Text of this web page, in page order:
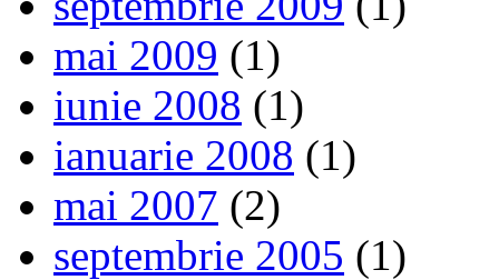
mai 2009 (1)
iunie 2008 (1)
ianuarie 2008 (1)
mai 2007 (2)
septembrie 2005 (1)